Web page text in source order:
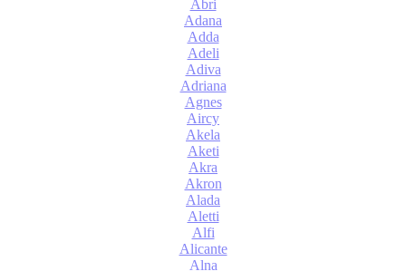
Abri
Adana
Adda
Adeli
Adiva
Adriana
Agnes
Aircy
Akela
Aketi
Akra
Akron
Alada
Aletti
Alfi
Alicante
Alna